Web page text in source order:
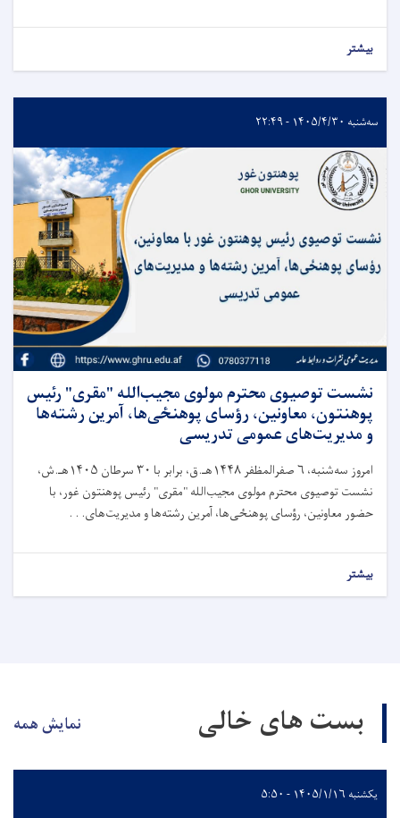
بیشتر
سه‌شنبه ۱۴۰۵/۴/۳۰ - ۲۲:۴۹
نشست توصیوی محترم مولوی مجیب‌الله "مقری" رئیس
پوهنتون، معاونین، رؤسای پوهنځی‌ها، آمرین رشته‌ها
و مدیریت‌های عمومی تدریسی
امروز سه‌شنبه، ۶ صفرالمظفر ۱۴۴۸هـ.ق، برابر با ۳۰ سرطان ۱۴۰۵هـ.ش،
نشست توصیوی محترم مولوی مجیب‌الله "مقری" رئیس پوهنتون غور، با
حضور معاونین، رؤسای پوهنځی‌ها، آمرین رشته‌ها و مدیریت‌های. . .
بیشتر
بست های خالی نمایش همه
یکشنبه ۱۴۰۵/۱/۱۶ - ۵:۵۰